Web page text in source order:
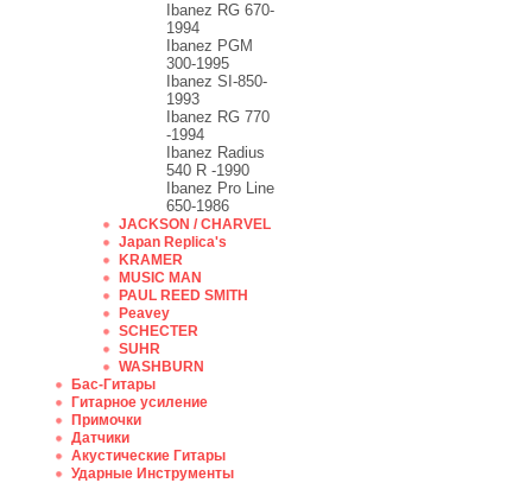
Ibanez RG 670-
1994
Ibanez PGM
300-1995
Ibanez SI-850-
1993
Ibanez RG 770
-1994
Ibanez Radius
540 R -1990
Ibanez Pro Line
650-1986
JACKSON / CHARVEL
Japan Replica's
KRAMER
MUSIC MAN
PAUL REED SMITH
Peavey
SCHECTER
SUHR
WASHBURN
Бас-Гитары
Гитарное усиление
Примочки
Датчики
Акустические Гитары
Ударные Инструменты